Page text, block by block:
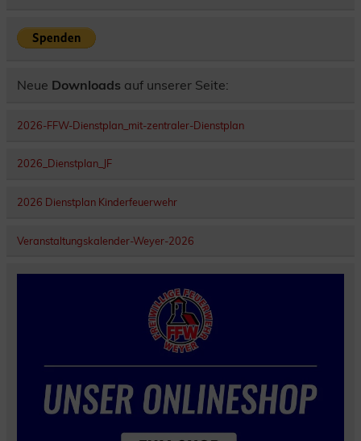
Neue Downloads auf unserer Seite:
2026-FFW-Dienstplan_mit-zentraler-Dienstplan
2026_Dienstplan_JF
2026 Dienstplan Kinderfeuerwehr
Veranstaltungskalender-Weyer-2026